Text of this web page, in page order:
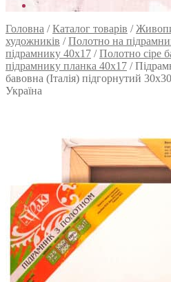
Головна /Каталог товарів /
художників /Полотно на
підрамнику 40х17 /Полотно сіре
підрамнику планка 40х17 /
бавовна (Італія) підгорнутий
Україна